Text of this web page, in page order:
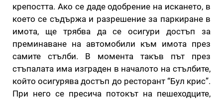
крепостта. Ако се даде одобрение на искането, в
което се съдържа и разрешение за паркиране в
имота, ще трябва да се осигури достъп за
преминаване на автомобили към имота през
самите стълби. В момента такъв път през
стъпалата има изграден в началото на стълбите,
който осигурява достъп до ресторант “Бул крис”.
При него се пресича потокът на пешеходците,